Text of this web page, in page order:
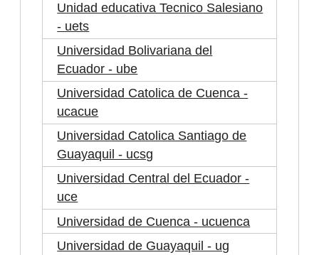
Unidad educativa Tecnico Salesiano
- uets
Universidad Bolivariana del
Ecuador - ube
Universidad Catolica de Cuenca -
ucacue
Universidad Catolica Santiago de
Guayaquil - ucsg
Universidad Central del Ecuador -
uce
Universidad de Cuenca - ucuenca
Universidad de Guayaquil - ug